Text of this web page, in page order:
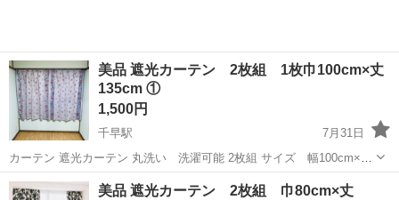
美品 遮光カーテン 2枚組 1枚巾100cm×丈
135cm ①
1,500円
千早駅
7月31日
カーテン 遮光カーテン 丸洗い 洗濯可能 2枚組 サイズ 幅100cm×丈
135cm
福岡 福岡市 千早駅 カーテン、ブラインド カーテン
美品 遮光カーテン 2枚組 巾80cm×丈